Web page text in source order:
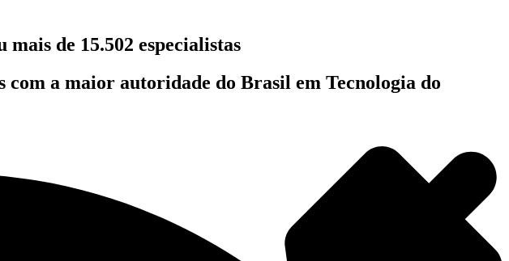
de 15.502 especialistas
com a maior autoridade do Brasil em Tecnologia do